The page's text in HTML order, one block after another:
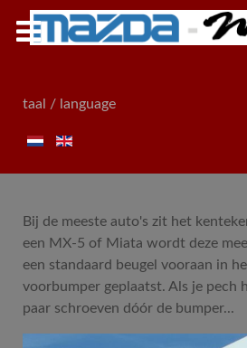
taal / language
Bij de meeste auto's zit het
een MX-5 of Miata wordt deze
een standaard beugel vooraan in
voorbumper geplaatst. Als je pech
paar schroeven dóór de bumper...